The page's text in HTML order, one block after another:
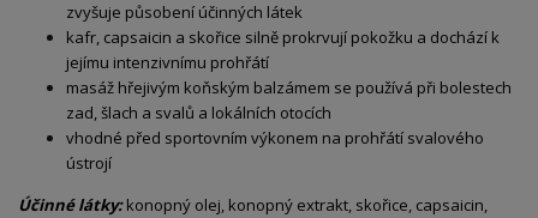
zvyšuje působení účinných látek
kafr, capsaicin a skořice silně prokrvují pokožku a dochází k
jejímu intenzivnímu prohřátí
masáž hřejivým koňským balzámem se používá při bolestech
zad, šlach a svalů a lokálních otocích
vhodné před sportovním výkonem na prohřátí svalového
ústrojí
Účinné látky:konopný olej, konopný extrakt, skořice, capsaicin,